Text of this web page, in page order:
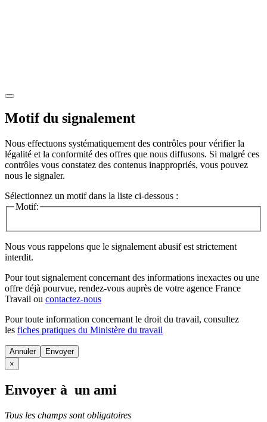
Motif du signalement
Nous effectuons systématiquement des contrôles pour vérifier la
légalité et la conformité des offres que nous diffusons. Si malgré ces
contrôles vous constatez des contenus inappropriés, vous pouvez
nous le signaler.
Sélectionnez un motif dans la liste ci-dessous :
Motif:
Nous vous rappelons que le signalement abusif est strictement
interdit.
Pour tout signalement concernant des informations inexactes ou une
offre déjà pourvue, rendez-vous auprès de votre agence France
Travail ou contactez-nous
Pour toute information concernant le droit du travail, consultez
les fiches pratiques du Ministère du travail
Annuler
×
Envoyer à un ami
Tous les champs sont obligatoires